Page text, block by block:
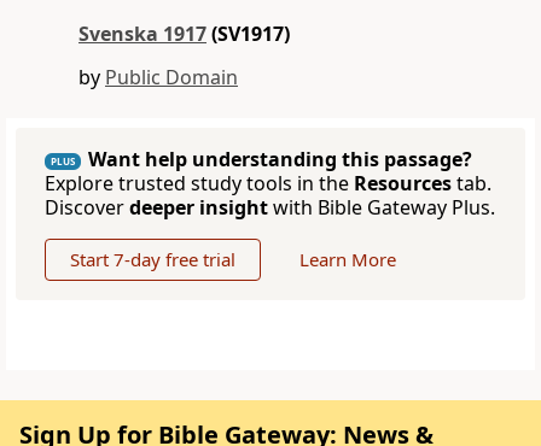
Svenska 1917(SV1917)
by Public Domain
PLUS
Want help understanding this passage?
Explore trusted study tools in the Resourcestab.
Discoverdeeper insightwith Bible Gateway Plus.
Start 7-day free trial Learn More
Sign Up for Bible Gateway: News &